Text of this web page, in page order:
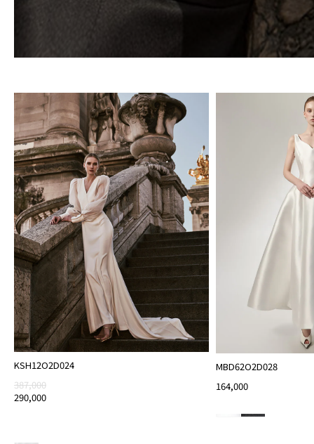
KSH12O2D024
387,000
290,000
MBD62O2D028
164,000